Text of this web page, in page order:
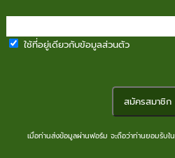
ใช้ที่อยู่เดียวกับข้อมูลส่วนตัว
เมื่อท่านส่งข้อมูลผ่านฟอร์ม จะถือว่าท่านยอมรับใน